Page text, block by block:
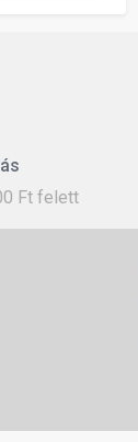
Ft felett